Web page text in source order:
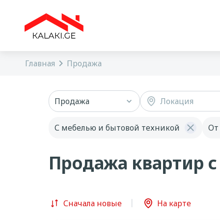
Главная Продажа
Продажа Локация
С мебелью и бытовой техникой От
Продажа квартир
Сначала новые На карте